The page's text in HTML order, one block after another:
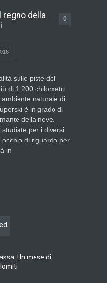
regno della
0
sulle piste del
di 1.200 chilometri
naturale di
è in grado di
della neve.
per i diversi
occhio di riguardo per
in
Un mese di